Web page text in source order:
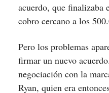
acuerdo, que finalizaba
cobro cercano a los
Pero los problemas
firmar un nuevo
negociación con la
Ryan, quien era